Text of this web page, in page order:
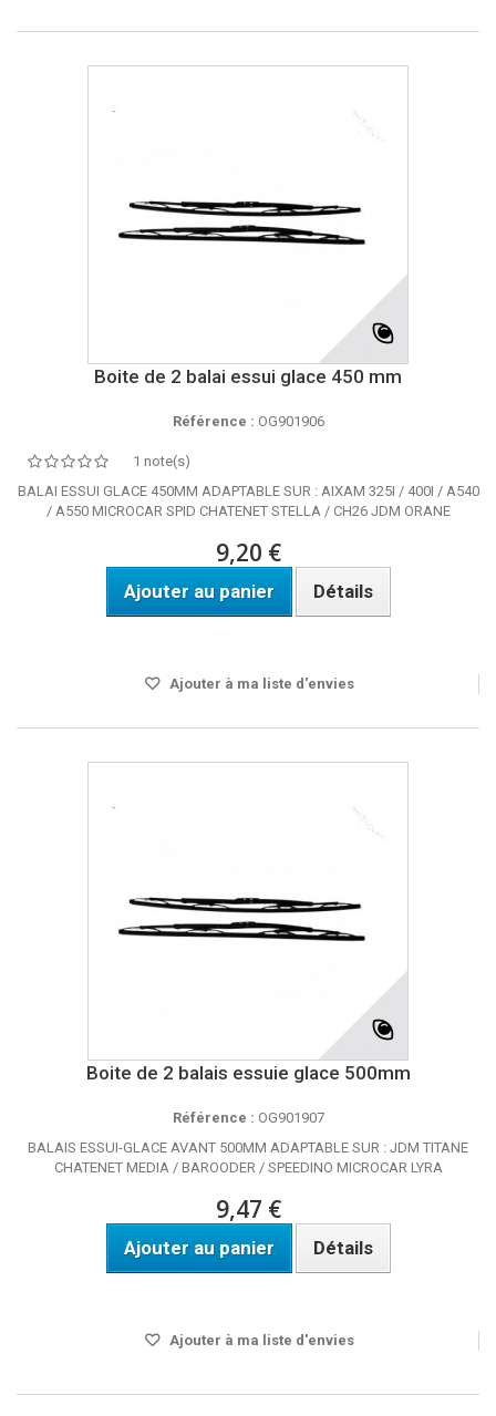
Boite de 2 balai essui glace 450 mm
Référence : OG901906
1 note(s)
BALAI ESSUI GLACE 450MM ADAPTABLE SUR : AIXAM 325I / 400I / A540
/ A550 MICROCAR SPID CHATENET STELLA / CH26 JDM ORANE
9,20 €
Ajouter au panier Détails
Ajouter à ma liste d'envies
Boite de 2 balais essuie glace 500mm
Référence : OG901907
BALAIS ESSUI-GLACE AVANT 500MM ADAPTABLE SUR : JDM TITANE
CHATENET MEDIA / BAROODER / SPEEDINO MICROCAR LYRA
9,47 €
Ajouter au panier Détails
Ajouter à ma liste d'envies